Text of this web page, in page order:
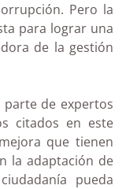
Pero la
para lograr una
de la gestión
de expertos
citados en este
que tienen
la adaptación de
pueda